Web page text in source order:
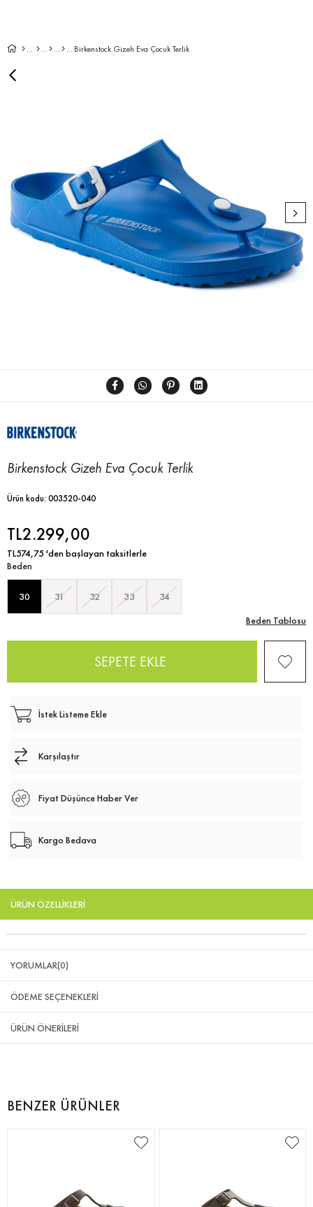
Birkenstock Gizeh Eva Çocuk Terlik
Birkenstock Gizeh Eva Çocuk Terlik
Ürün kodu: 003520-040
TL2.299,00
TL574,75'den başlayan taksitlerle
Beden
30 31 32 33
34
Beden Tablosu
İstek Listeme Ekle
Karşılaştır
Fiyat Düşünce Haber Ver
Kargo Bedava
ÜRÜN ÖZELLIKLERI
YORUMLAR(0)
ÖDEME SEÇENEKLERI
ÜRÜN ÖNERILERI
BENZER ÜRÜNLER